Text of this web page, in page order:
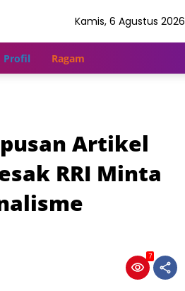
Kamis, 6 Agustus 2026
Profil Ragam
Artikel
RRI Minta
7